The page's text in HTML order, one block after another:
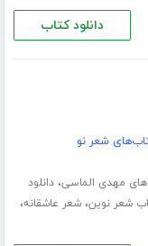
دانلود کتاب
شعر نو
،دانلود
شعر نوین،شعر عاشقانه،